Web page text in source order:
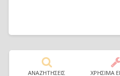
ΑΝΑΖΗΤΗΣΕΙΣ ΧΡΗΣΙΜΑ